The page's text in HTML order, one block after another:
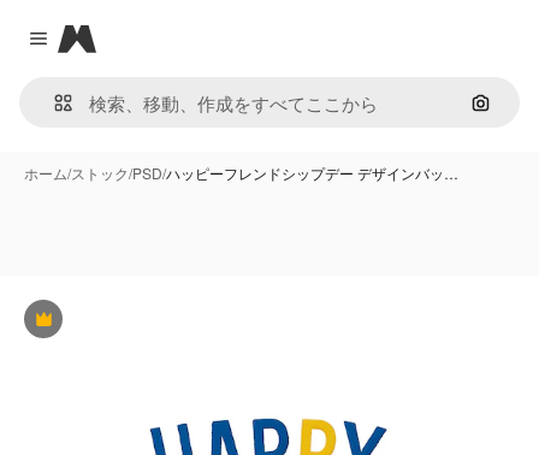
Close menu
Magnific
画像で
ホーム/ストック/PSD/ハッピーフレンドシップデー デザインバッ…
Premium